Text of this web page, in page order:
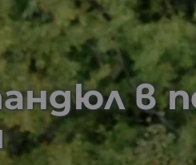
в